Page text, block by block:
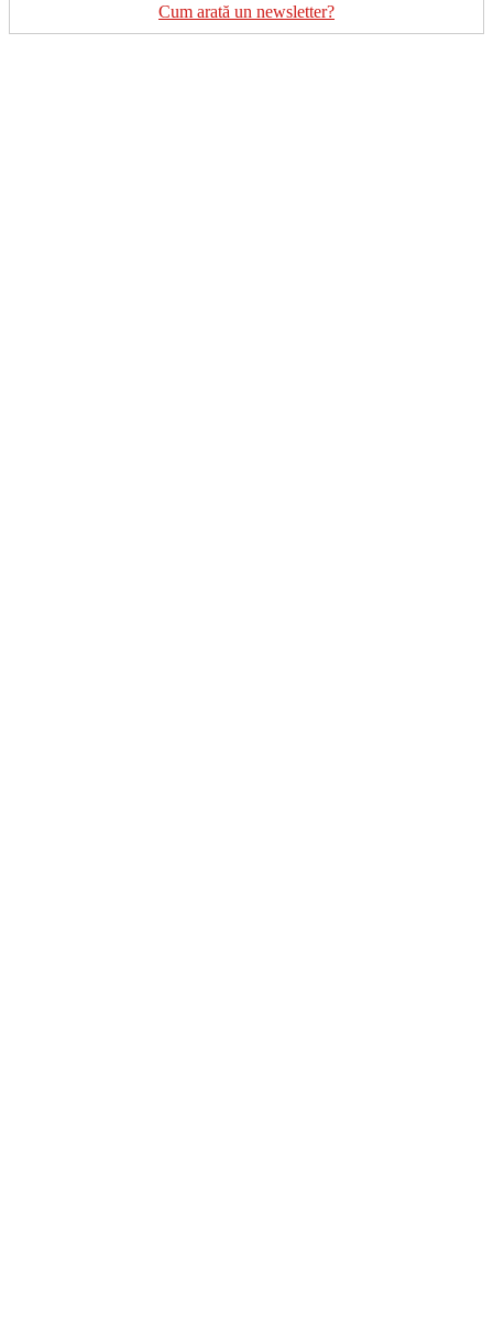
Cum arată un newsletter?